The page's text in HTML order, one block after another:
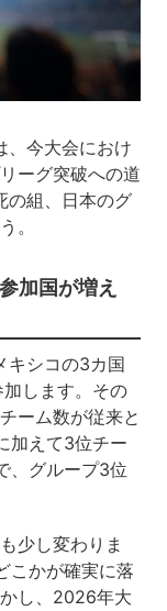
、今大会におけ
ーグ突破への道
の組、日本のグ
。
加国が増え
キシコの3カ国
します。その
ーム数が従来と
加えて3位チー
、グループ3位
少し変わりま
こかが確実に落
し、2026年大